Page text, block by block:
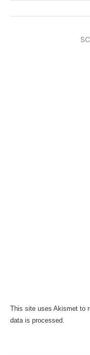
This site uses Akismet to
data is processed.